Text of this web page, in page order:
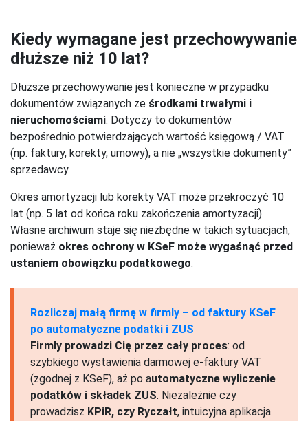
Kiedy wymagane jest przechowywanie
dłuższe niż 10 lat?
Dłuższe przechowywanie jest konieczne w przypadku
dokumentów związanych ze środkami trwałymi i
nieruchomościami. Dotyczy to dokumentów
bezpośrednio potwierdzających wartość księgową / VAT
(np. faktury, korekty, umowy), a nie „wszystkie dokumenty”
sprzedawcy.
Okres amortyzacji lub korekty VAT może przekroczyć 10
lat (np. 5 lat od końca roku zakończenia amortyzacji).
Własne archiwum staje się niezbędne w takich sytuacjach,
ponieważ okres ochrony w KSeF może wygaśnąć przed
ustaniem obowiązku podatkowego.
Rozliczaj małą firmę w firmly – od faktury KSeF
po automatyczne podatki i ZUS
Firmly prowadzi Cię przez cały proces: od
szybkiego wystawienia darmowej e-faktury VAT
(zgodnej z KSeF), aż po automatyczne wyliczenie
podatków i składek ZUS. Niezależnie czy
prowadzisz KPiR, czy Ryczałt, intuicyjna aplikacja